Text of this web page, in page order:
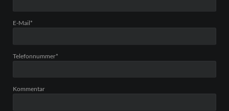
Pflichtfeld
E-Mail*
Pflichtfeld
Telefonnummer*
Kommentar